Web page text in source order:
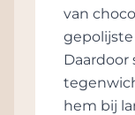
van
details
en
heeft
van
hem bij